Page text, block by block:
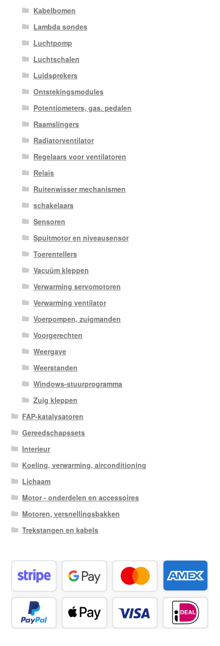
Kabelbomen
Lambda sondes
Luchtpomp
Luchtschalen
Luidsprekers
Ontstekingsmodules
Potentiometers, gas. pedalen
Raamslingers
Radiatorventilator
Regelaars voor ventilatoren
Relais
Ruitenwisser mechanismen
schakelaars
Sensoren
Spuitmotor en niveausensor
Toerentellers
Vacuüm kleppen
Verwarming servomotoren
Verwarming ventilator
Voerpompen, zuigmanden
Voorgerechten
Weergave
Weerstanden
Windows-stuurprogramma
Zuig kleppen
FAP-katalysatoren
Gereedschapssets
Interieur
Koeling, verwarming, airconditioning
Lichaam
Motor - onderdelen en accessoires
Motoren, versnellingsbakken
Trekstangen en kabels